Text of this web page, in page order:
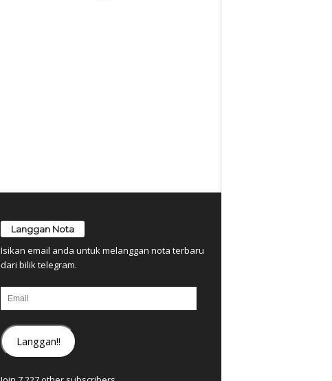
Langgan Nota
Isikan email anda untuk melanggan nota terbaru
dari bilik telegram.
Email
Langgan!!